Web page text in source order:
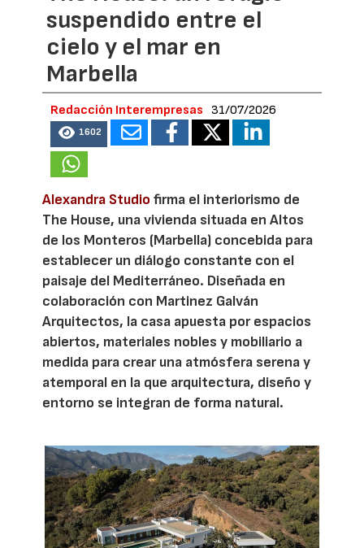
suspendido entre el
cielo y el mar en
Marbella
Redacción Interempresas 31/07/2026
1602
Alexandra Studio firma el interiorismo de
The House, una vivienda situada en Altos
de los Monteros (Marbella) concebida para
establecer un diálogo constante con el
paisaje del Mediterráneo. Diseñada en
colaboración con Martinez Galván
Arquitectos, la casa apuesta por espacios
abiertos, materiales nobles y mobiliario a
medida para crear una atmósfera serena y
atemporal en la que arquitectura, diseño y
entorno se integran de forma natural.